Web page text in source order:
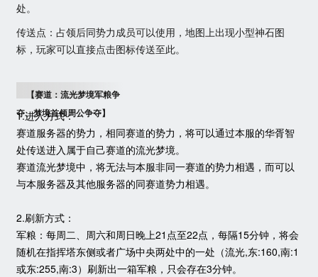
处。
传送点：占领后同势力成员可以使用，地图上出现小型神石图
标，玩家可以直接点击图标传送至此。
【赛道：流光梦境军粮争
夺、梦境首领周公争夺】
1.进入方式：
赛道服务器的势力，相同赛道的势力，将可以通过本服的华胥智
处传送进入属于自己赛道的流光梦境。
赛道流光梦境中，将无法与本服非同一赛道的势力相遇，而可以
与本服务器及其他服务器的同赛道势力相遇。
2.刷新方式：
军粮：每周二、周六和周日晚上21点至22点，每隔15分钟，将会
随机在指挥塔东侧或者广场中央两处中的一处（流光,东:160,南:1
或东:255,南:3）刷新出一箱军粮，只会存在3分钟。